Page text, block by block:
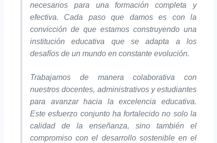
necesarios para una formación completa y
efectiva. Cada paso que damos es con la
convicción de que estamos construyendo una
institución educativa que se adapta a los
desafíos de un mundo en constante evolución.
Trabajamos de manera colaborativa con
nuestros docentes, administrativos y estudiantes
para avanzar hacia la excelencia educativa.
Este esfuerzo conjunto ha fortalecido no solo la
calidad de la enseñanza, sino también el
compromiso con el desarrollo sostenible en el